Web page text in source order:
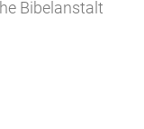
Bibelanstalt